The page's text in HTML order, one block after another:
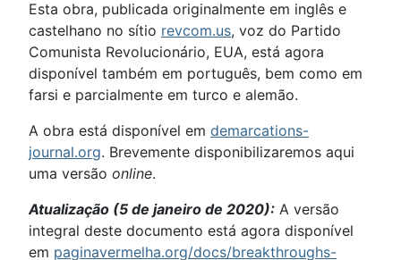
Esta obra, publicada originalmente em inglês e
castelhano no sítio revcom.us, voz do Partido
Comunista Revolucionário, EUA, está agora
disponível também em português, bem como em
farsi e parcialmente em turco e alemão.
A obra está disponível em demarcations-
journal.org. Brevemente disponibilizaremos aqui
uma versão online.
Atualização (5 de janeiro de 2020): A versão
integral deste documento está agora disponível
em paginavermelha.org/docs/breakthroughs-